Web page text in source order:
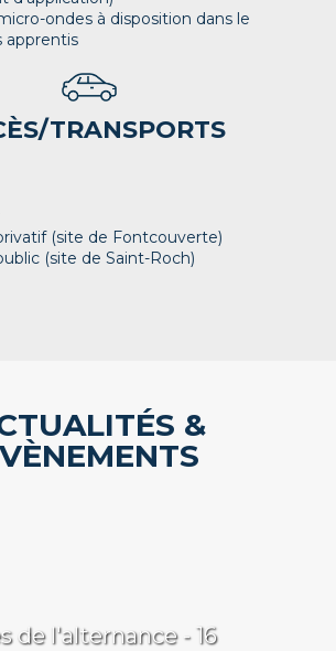
ondes à disposition dans le
apprentis
TRANSPORTS
(site de Fontcouverte)
(site de Saint-Roch)
&
de l'alternance - 16